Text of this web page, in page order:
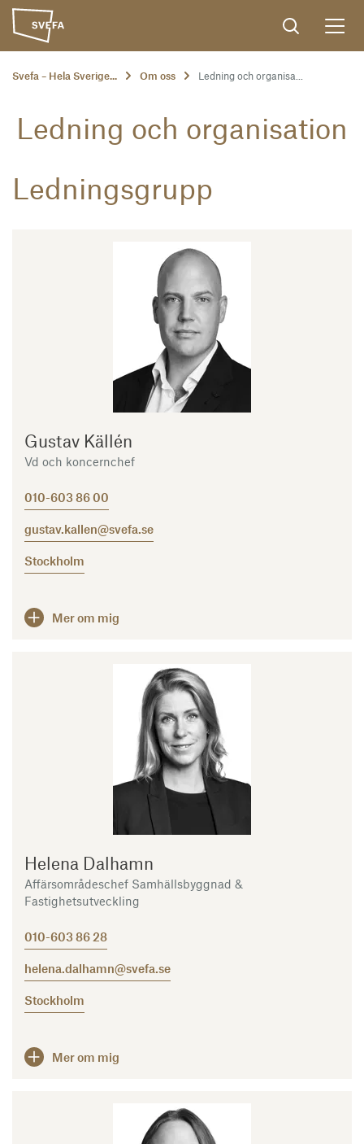
Svefa – Hela Sverige... Om oss Ledning och organisa...
Ledning och organisation
Ledningsgrupp
Gustav Källén
Vd och koncernchef
010-603 86 00
gustav.kallen@svefa.se
Stockholm
Mer om mig
Helena Dalhamn
Affärsområdeschef Samhällsbyggnad &
Fastighetsutveckling
010-603 86 28
helena.dalhamn@svefa.se
Stockholm
Mer om mig